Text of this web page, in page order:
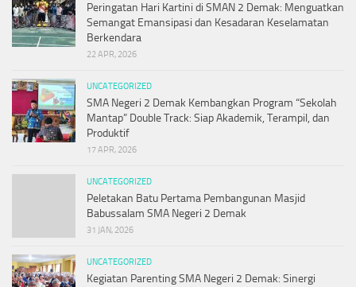
Peringatan Hari Kartini di SMAN 2 Demak: Menguatkan
Semangat Emansipasi dan Kesadaran Keselamatan
Berkendara
22 APR, 2026
UNCATEGORIZED
SMA Negeri 2 Demak Kembangkan Program “Sekolah
Mantap” Double Track: Siap Akademik, Terampil, dan
Produktif
17 APR, 2026
UNCATEGORIZED
Peletakan Batu Pertama Pembangunan Masjid
Babussalam SMA Negeri 2 Demak
31 JAN, 2026
UNCATEGORIZED
Kegiatan Parenting SMA Negeri 2 Demak: Sinergi